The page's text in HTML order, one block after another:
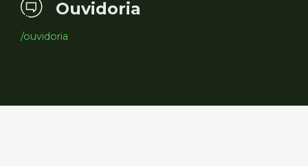
Ouvidoria
/ouvidoria